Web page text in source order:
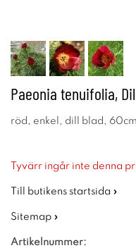
Paeonia tenuifolia,
röd, enkel, dill blad,
Tyvärr ingår inte denna
Till butikens startsida »
Sitemap »
Artikelnummer: